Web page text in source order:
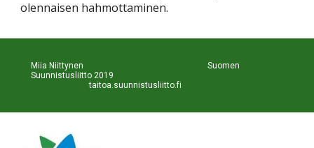
olennaisen hahmottaminen.
Miia Niittynen                                                           Suomen
Suunnistusliitto 2019
taitoa.suunnistusliitto.fi